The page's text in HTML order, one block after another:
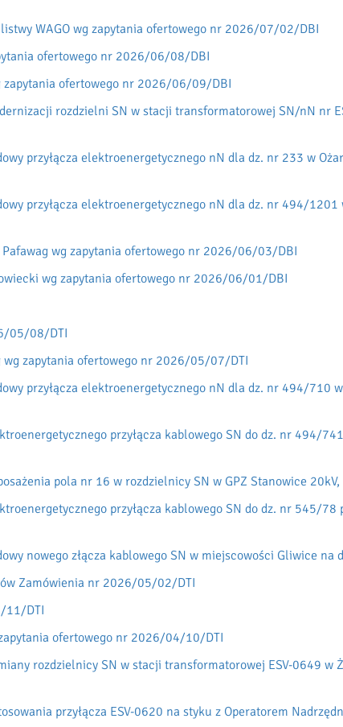
WAGO wg zapytania ofertowego nr 2026/07/02/DBI
ofertowego nr 2026/06/08/DBI
zapytania ofertowego nr 2026/06/09/DBI
rozdzielni SN w stacji transformatorowej SN/nN nr
przyłącza elektroenergetycznego nN dla dz. nr 233 w
przyłącza elektroenergetycznego nN dla dz. nr 494/
wg zapytania ofertowego nr 2026/06/03/DBI
wg zapytania ofertowego nr 2026/06/01/DBI
05/08/DTI
wg zapytania ofertowego nr 2026/05/07/DTI
przyłącza elektroenergetycznego nN dla dz. nr 494/710
przyłącza kablowego SN do dz. nr 494/
pola nr 16 w rozdzielnicy SN w GPZ Stanowice
przyłącza kablowego SN do dz. nr 545/
nowego złącza kablowego SN w miejscowości Gliwice na
Zamówienia nr 2026/05/02/DTI
11/DTI
ofertowego nr 2026/04/10/DTI
rozdzielnicy SN w stacji transformatorowej ESV-0649 w
przyłącza ESV-0620 na styku z Operatorem